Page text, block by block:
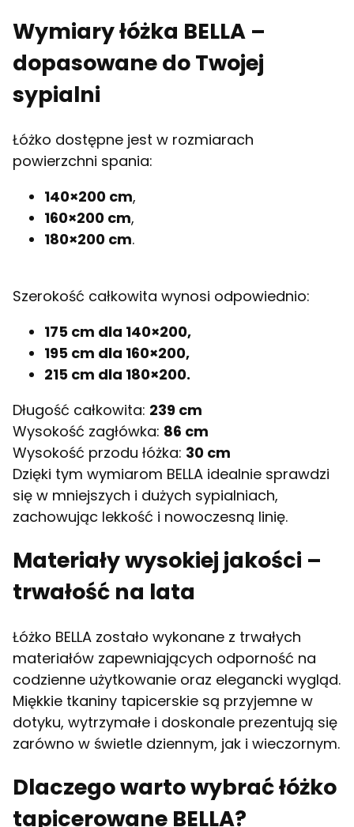
Wymiary łóżka BELLA –
dopasowane do Twojej
sypialni
Łóżko dostępne jest w rozmiarach
powierzchni spania:
140×200 cm,
160×200 cm,
180×200 cm.
Szerokość całkowita wynosi odpowiednio:
175 cm dla 140×200,
195 cm dla 160×200,
215 cm dla 180×200.
Długość całkowita: 239 cm
Wysokość zagłówka: 86 cm
Wysokość przodu łóżka: 30 cm
Dzięki tym wymiarom BELLA idealnie sprawdzi
się w mniejszych i dużych sypialniach,
zachowując lekkość i nowoczesną linię.
Materiały wysokiej jakości –
trwałość na lata
Łóżko BELLA zostało wykonane z trwałych
materiałów zapewniających odporność na
codzienne użytkowanie oraz elegancki wygląd.
Miękkie tkaniny tapicerskie są przyjemne w
dotyku, wytrzymałe i doskonale prezentują się
zarówno w świetle dziennym, jak i wieczornym.
Dlaczego warto wybrać łóżko
tapicerowane BELLA?